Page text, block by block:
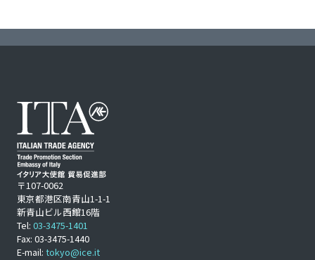
〒107-0062
東京都港区南青山1-1-1
新青山ビル西館16階
Tel: 03-3475-1401
Fax: 03-3475-1440
E-mail: tokyo@ice.it